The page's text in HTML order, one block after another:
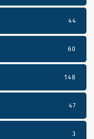
44
60
148
47
3